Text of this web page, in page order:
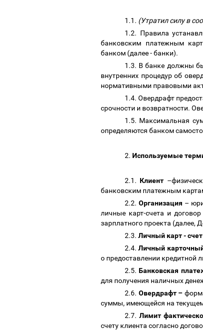
1.1. (Утратил силу в
1.2. Правила
банковским платежным
банком (далее - банки).
1.3. В банке должны
внутренних процедур об
нормативными правовыми
1.4. Овердрафт
срочности и возвратности.
1.5. Максимальная
определяются банком
2. Используемые
2.1.Клиент –
банковским платежным
2.2.Организация –
личные карт-счета и
зарплатного проекта (далее,
2.3. Личный карт - счет
2.4.Личный
о предоставлении кредитной
2.5.Банковская
для получения наличных
2.6. Овердрафт –
суммы, имеющейся на текущем
2.7. Лимит
счету клиента согласно